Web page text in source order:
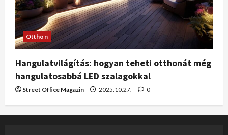
Otthon
Hangulatvilágítás: hogyan teheti otthonát még
hangulatosabbá LED szalagokkal
Street Office Magazin 2025.10.27. 0